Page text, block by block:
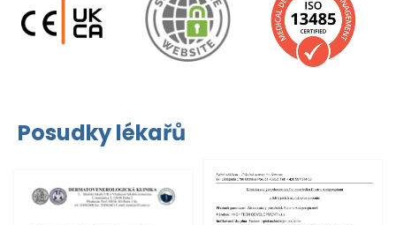
Posudky lékařů